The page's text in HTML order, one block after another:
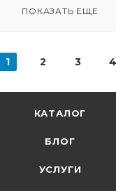
ПОКАЗАТЬ ЕЩЕ
1 2 3 4
КАТАЛОГ
БЛОГ
УСЛУГИ